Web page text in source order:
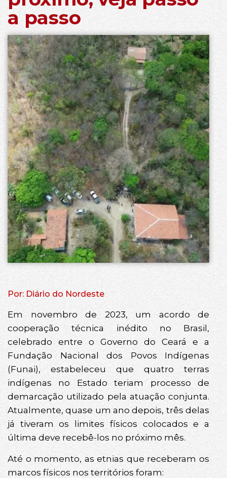
a passo
Por: Diário do Nordeste
Em novembro de 2023, um acordo de
cooperação técnica inédito no Brasil,
celebrado entre o Governo do Ceará e a
Fundação Nacional dos Povos Indígenas
(Funai), estabeleceu que quatro terras
indígenas no Estado teriam processo de
demarcação utilizado pela atuação conjunta.
Atualmente, quase um ano depois, três delas
já tiveram os limites físicos colocados e a
última deve recebê-los no próximo mês.
Até o momento, as etnias que receberam os
marcos físicos nos territórios foram: